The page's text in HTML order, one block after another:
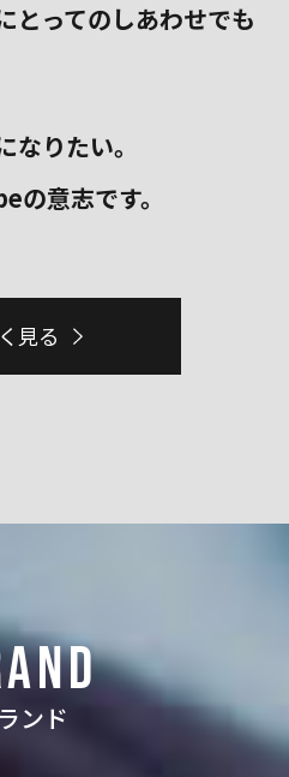
とってのしあわせでも
りたい。
意志です。
見る
ンド